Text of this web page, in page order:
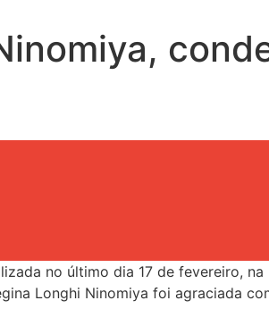
no último dia 17 de fevereiro,
Longhi Ninomiya foi agraciada